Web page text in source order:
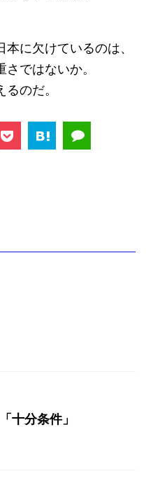
に欠けているのは、
ではないか。
のだ。
十分条件」